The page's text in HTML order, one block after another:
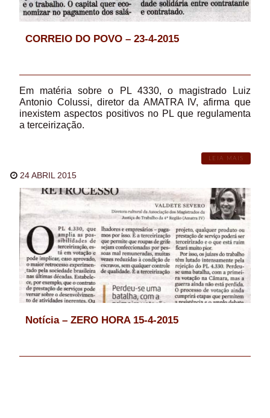
CORREIO DO POVO – 23-4-2015
Em matéria sobre o PL 4330, o magistrado Luiz
Antonio Colussi, diretor da AMATRA IV, afirma que
inexistem aspectos positivos no PL que regulamenta
a terceirização.
LEIA MAIS
24 ABRIL 2015
Notícia – ZERO HORA 15-4-2015